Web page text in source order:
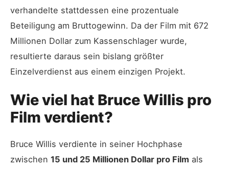
verhandelte stattdessen eine prozentuale
Beteiligung am Bruttogewinn. Da der Film mit 672
Millionen Dollar zum Kassenschlager wurde,
resultierte daraus sein bislang größter
Einzelverdienst aus einem einzigen Projekt.
Wie viel hat Bruce Willis pro
Film verdient?
Bruce Willis verdiente in seiner Hochphase
zwischen 15 und 25 Millionen Dollar pro Film als